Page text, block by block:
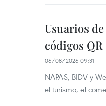
Usuarios
códigos
06/08/2026 09:31
NAPAS, BIDV y
el turismo, el